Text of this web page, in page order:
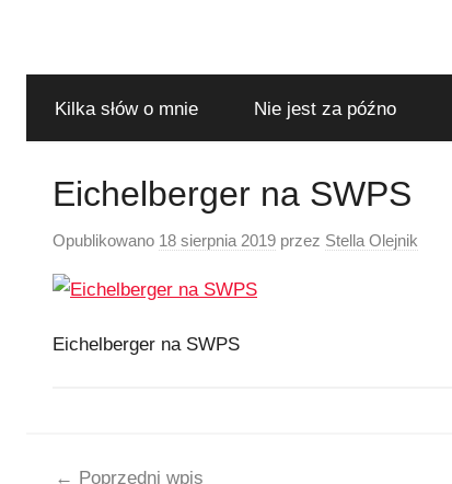
treści
Kilka słów o mnie
Nie jest za późno
Eichelberger na SWPS
Opublikowano 18 sierpnia 2019 przez Stella Olejnik
Eichelberger na SWPS
Poprzedni wpis